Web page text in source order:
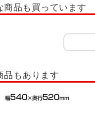
商品も買っています
品もあります